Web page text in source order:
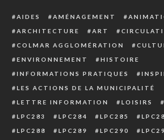
AIDES AMÉNAGEMENT
ARCHITECTURE
ART
COLMAR AGGLOMÉRATION
ENVIRONNEMENT
HISTOIRE
INFORMATIONS PRATIQUES
LES ACTIONS DE LA MUNICIPALITÉ
LETTRE INFORMATION
LOISIRS
LPC283
LPC284 LPC285
LPC288
LPC289 LPC290